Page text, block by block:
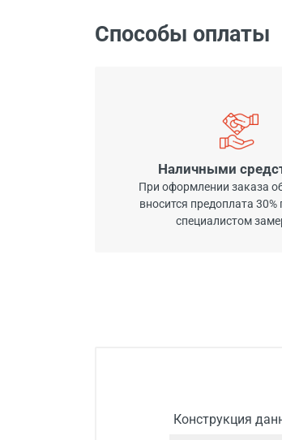
Способы оплаты
Наличными
При оформлении заказа
вносится предоплата 30%
специалистом
Конструкция